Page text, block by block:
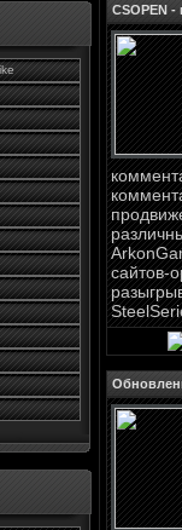
CSOPEN
сайтов-